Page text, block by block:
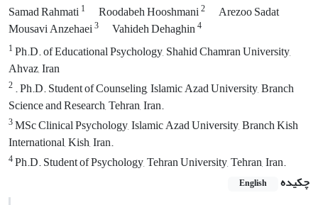
Samad Rahmati1 Roodabeh Hooshmani2
Arezoo Sadat
Mousavi Anzehaei3 Vahideh Dehaghin4
1Ph.D. of Educational Psychology, Shahid Chamran University,
Ahvaz, Iran
2. Ph.D. Student of Counseling, Islamic Azad University, Branch
Science and Research, Tehran, Iran.
3MSc Clinical Psychology, Islamic Azad University, Branch Kish
International, Kish, Iran.
4Ph.D. Student of Psychology, Tehran University, Tehran, Iran.
چکیده
English